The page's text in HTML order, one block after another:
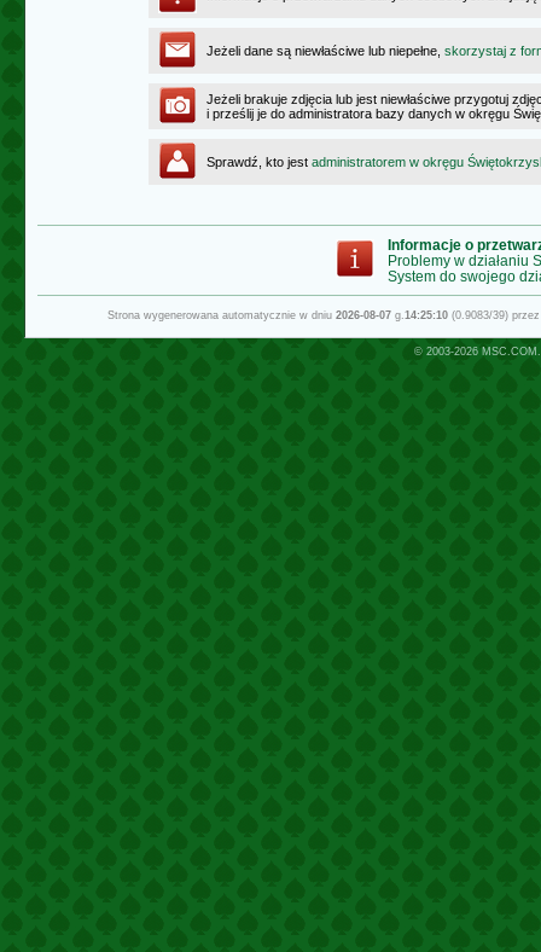
Jeżeli dane są niewłaściwe lub niepełne, skorzystaj z
Jeżeli brakuje zdjęcia lub jest niewłaściwe przygotuj
i prześlij je do administratora bazy danych w okręgu
Sprawdź, kto jest administratorem w okręgu
Informacje o
Problemy w działaniu
System do swojego
Strona wygenerowana automatycznie w dniu 2026-08-07g.14:25:10(0.9083/39)
© 2003-2026